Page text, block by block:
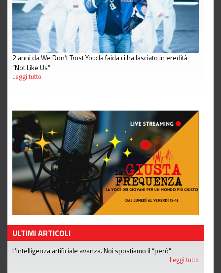
2 anni da We Don’t Trust You: la faida ci ha lasciato in eredità
“Not Like Us”
Leggi tutto
ULTIMI ARTICOLI
L’intelligenza artificiale avanza. Noi spostiamo il “però”
Leggi tutto